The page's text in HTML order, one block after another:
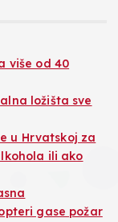
više od 40
ložišta sve
u Hrvatskoj za
ili ako
gase požar